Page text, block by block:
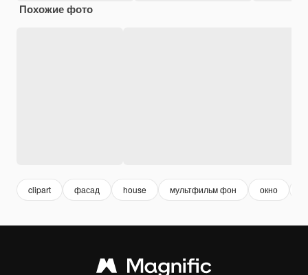
Похожие фото
clipart фасад house мультфильм фон окно